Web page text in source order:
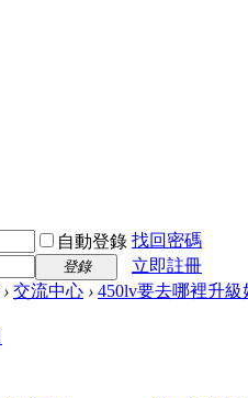
自動登錄 找回密碼
登錄
立即註冊
› 交流中心 › 450lv要去哪裡升級